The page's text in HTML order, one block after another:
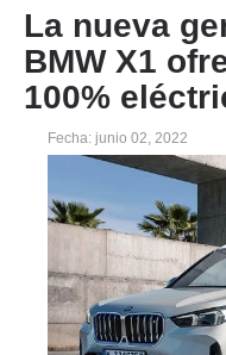
La nueva
BMW X1
100%
Fecha: junio 02, 2022